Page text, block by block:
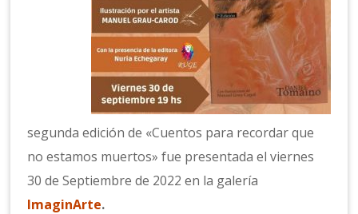
segunda edición de «Cuentos para recordar que
no estamos muertos» fue presentada el viernes
30 de Septiembre de 2022 en la galería
ImaginArte.